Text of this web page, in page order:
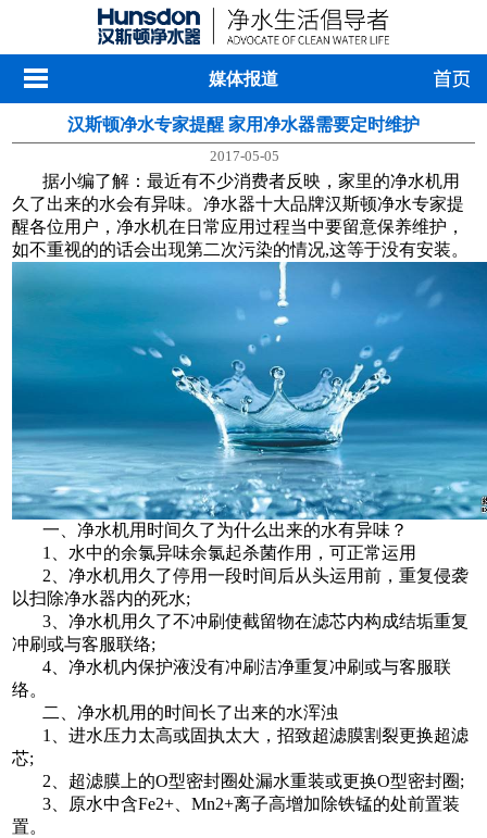
媒体报道
汉斯顿净水专家提醒 家用净水器需要定时维护
2017-05-05
据小编了解：最近有不少消费者反映，家里的净水机用
久了出来的水会有异味。净水器十大品牌汉斯顿净水专家提
醒各位用户，净水机在日常应用过程当中要留意保养维护，
如不重视的的话会出现第二次污染的情况,这等于没有安装。
一、净水机用时间久了为什么出来的水有异味？
1、水中的余氯异味余氯起杀菌作用，可正常运用
2、净水机用久了停用一段时间后从头运用前，重复侵袭
以扫除净水器内的死水;
3、净水机用久了不冲刷使截留物在滤芯内构成结垢重复
冲刷或与客服联络;
4、净水机内保护液没有冲刷洁净重复冲刷或与客服联
络。
二、净水机用的时间长了出来的水浑浊
1、进水压力太高或固执太大，招致超滤膜割裂更换超滤
芯;
2、超滤膜上的O型密封圈处漏水重装或更换O型密封圈;
3、原水中含Fe2+、Mn2+离子高增加除铁锰的处前置装
置。